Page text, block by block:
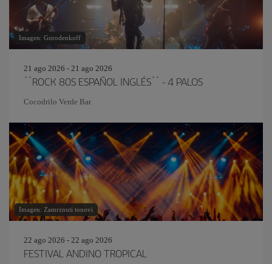
Imagen: Gorodenkoff
21 ago 2026 - 21 ago 2026
´´ROCK 80S ESPAÑOL INGLÉS´´ - 4 PALOS
Cocodrilo Verde Bar
Imagen: Zamrznuti tonovi
22 ago 2026 - 22 ago 2026
FESTIVAL ANDINO TROPICAL